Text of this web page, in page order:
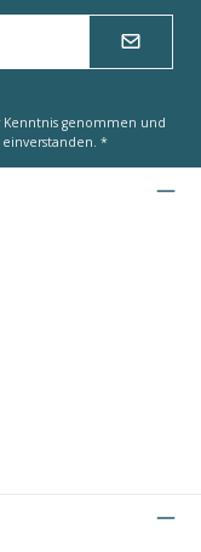
Kenntnis genommen und
*